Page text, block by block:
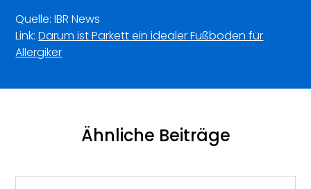
Quelle: IBR News
Link:Darum ist Parkett ein idealer Fußboden für
Allergiker
Ähnliche Beiträge